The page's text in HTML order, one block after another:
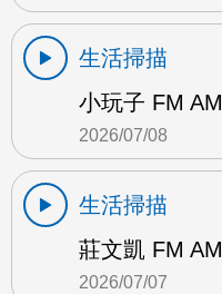
生活掃描
小玩子 FM AM
2026/07/08
生活掃描
莊文凱 FM AM
2026/07/07